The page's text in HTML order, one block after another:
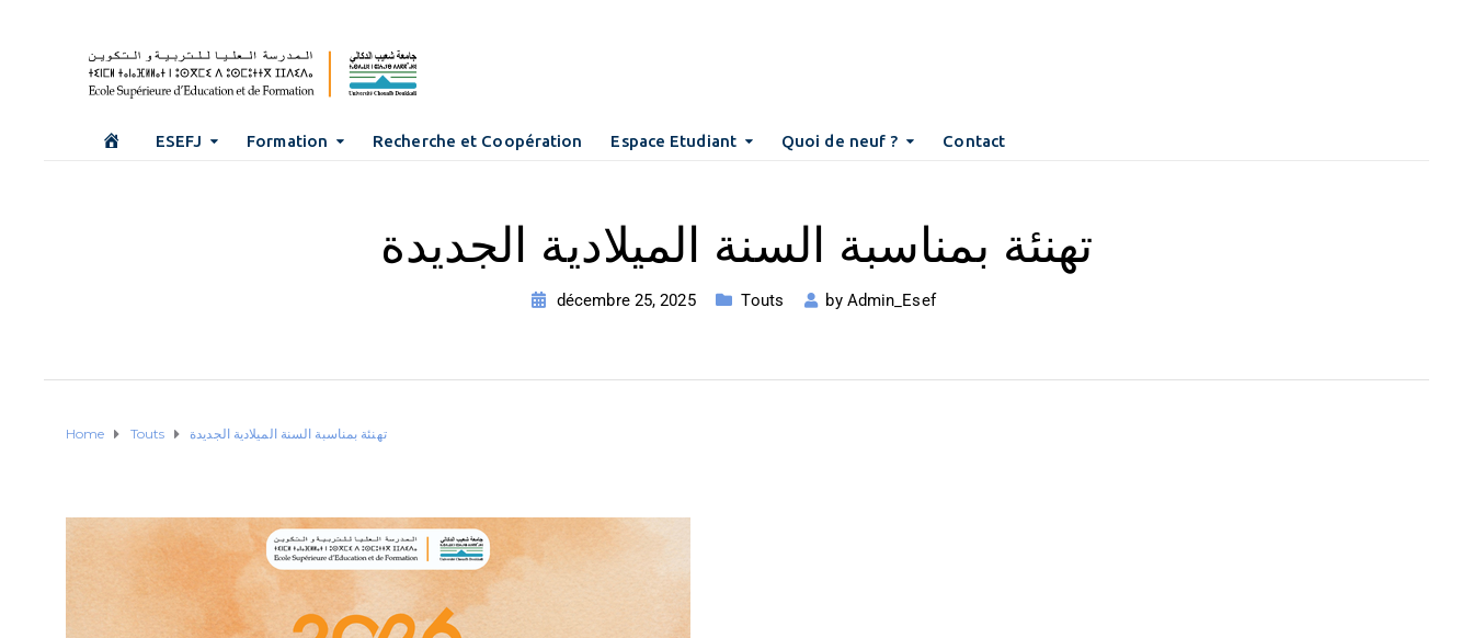
ESEFJ Formation Recherche et Coopération Espace Etudiant Quoi de neuf ? Contact
تهنئة بمناسبة السنة الميلادية الجديدة
décembre 25, 2025 Touts by Admin_Esef
Home Touts تهنئة بمناسبة السنة الميلادية الجديدة